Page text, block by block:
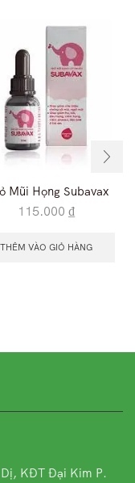
Mũi Họng Subavax
115.000 ₫
THÊM VÀO GIỎ HÀNG
Dị, KĐT Đại Kim P.